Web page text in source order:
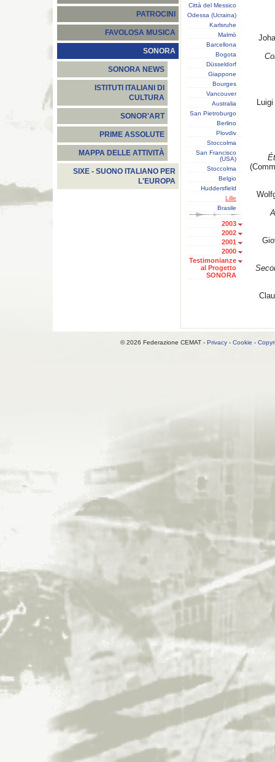
PATROCINI
FAVOLOSA MUSICA
SONORA
SONORA NEWS
ISTITUTI ITALIANI DI
CULTURA
SONOR'ART
PRIME ASSOLUTE
MAPPA DELLE ATTIVITÀ
SIXE - SUONO ITALIANO PER
L'EUROPA
Città del Messico
Odessa (Ucraina)
Karlsruhe
Malmö
Barcellona
Bogota
Düsseldorf
Giappone
Bourges
Vancouver
Australia
San Pietroburgo
Berlino
Plovdiv
Stoccolma
San Francisco
(USA)
Stoccolma
Belgio
Huddersfield
Lille
Brasile
2003
2002
2001
2000
Testimonianze
al Progetto
SONORA
© 2026 Federazione CEMAT - Privacy- Cookie -